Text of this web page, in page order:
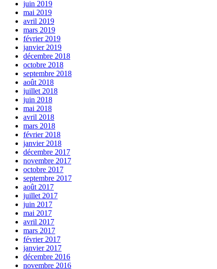
juin 2019
mai 2019
avril 2019
mars 2019
février 2019
janvier 2019
décembre 2018
octobre 2018
septembre 2018
août 2018
juillet 2018
juin 2018
mai 2018
avril 2018
mars 2018
février 2018
janvier 2018
décembre 2017
novembre 2017
octobre 2017
septembre 2017
août 2017
juillet 2017
juin 2017
mai 2017
avril 2017
mars 2017
février 2017
janvier 2017
décembre 2016
novembre 2016